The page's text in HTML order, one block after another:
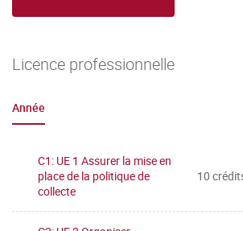
Licence professionnelle
Année
C1: UE 1 Assurer la mise en
place de la politique de
collecte
10